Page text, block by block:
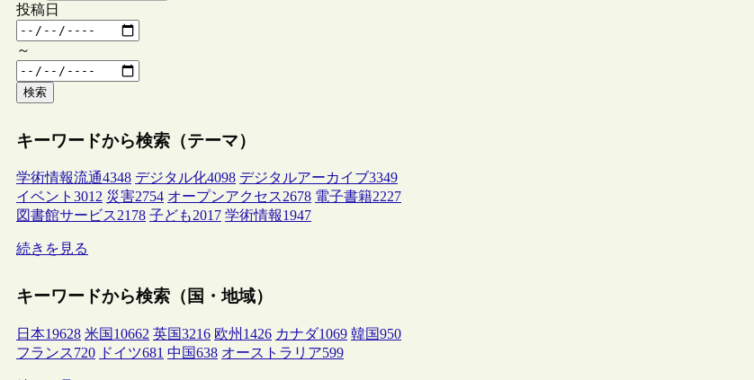
投稿日
～
検索
キーワードから検索（テーマ）
学術情報流通4348 デジタル化4098 デジタルアーカイブ3349
イベント 3012 災害2754 オープンアクセス2678 電子書籍2227
図書館サービス2178 子ども2017 学術情報1947
続きを見る
キーワードから検索（国・地域）
日本19628 米国 10662 英国3216 欧州 1426 カナダ1069 韓国950
フランス720 ドイツ681 中国638 オーストラリア599